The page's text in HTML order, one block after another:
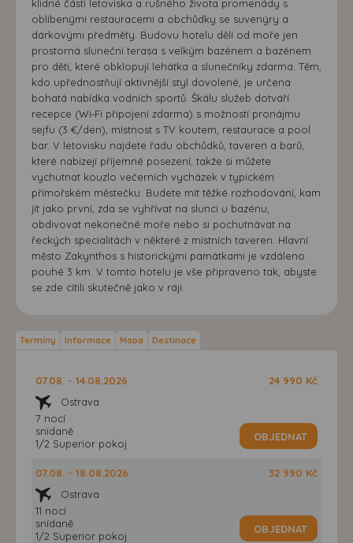
klidné části letoviska a rušného života promenády s
oblíbenými restauracemi a obchůdky se suvenýry a
dárkovými předměty. Budovu hotelu dělí od moře jen
prostorná sluneční terasa s velkým bazénem a bazénem
pro děti, které obklopují lehátka a slunečníky zdarma. Těm,
kdo upřednostňují aktivnější styl dovolené, je určena
bohatá nabídka vodních sportů. Škálu služeb dotváří
recepce (Wi‑Fi připojení zdarma) s možností pronájmu
sejfu (3 €/den), místnost s TV koutem, restaurace a pool
bar. V letovisku najdete řadu obchůdků, taveren a barů,
které nabízejí příjemné posezení, takže si můžete
vychutnat kouzlo večerních vycházek v typickém
přímořském městečku. Budete mít těžké rozhodování, kam
jít jako první, zda se vyhřívat na slunci u bazénu,
obdivovat nekonečné moře nebo si pochutnávat na
řeckých specialitách v některé z místních taveren. Hlavní
město Zakynthos s historickými památkami je vzdáleno
pouhé 3 km. V tomto hotelu je vše připraveno tak, abyste
se zde cítili skutečně jako v ráji.
Termíny Informace Mapa Destinace
07.08. - 14.08.2026
Ostrava
7 nocí
snídaně
1/2 Superior pokoj
24 990 Kč
OBJEDNAT
07.08. - 18.08.2026
Ostrava
11 nocí
snídaně
1/2 Superior pokoj
32 990 Kč
OBJEDNAT